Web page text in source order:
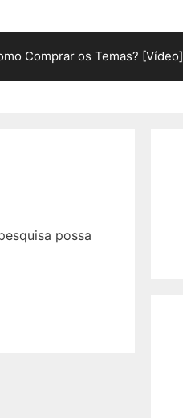
Comprar os Temas? [Vídeo]
possa